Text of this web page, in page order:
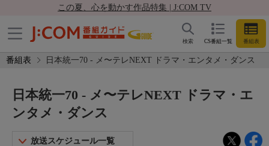
この夏、心を動かす作品特集 | J:COM TV
CS番組一覧 番組表
検索
番組表 日本統一70 - メ〜テレNEXT ドラマ・エンタメ・ダンス
日本統一70 - メ〜テレNEXT ドラマ・エ
ンタメ・ダンス
放送スケジュール一覧